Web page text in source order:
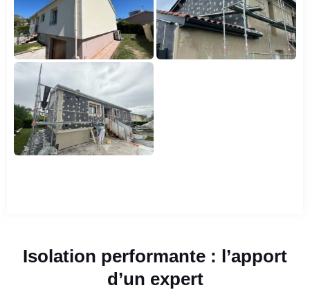
Isolation performante : l’apport
d’un expert